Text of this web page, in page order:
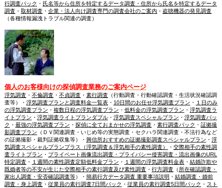
行調査パック ・ 氏名等から住所を特定するデータ調査・住所から氏名を特定するデータ
調査・ 取材調査・ 企業・法人向け調査専門の調査会社のご案内 ・ 盗聴機器の発見調査
（各種情報漏洩トラブル関連の調査）
個人のお客様向けの探偵調査業務のご案内ページ
浮気調査・ 不倫調査・ 不貞調査・ 素行調査（行動調査・行動確認調査・生活状況確認調
査等）・ 浮気調査プランと調査料金一覧表・ 10日間のお任せ浮気調査プラン ・ １日のみ
の浮気調査プラン ・ 複数日程の浮気調査プラン ・ 低料金の浮気調査プラン ・ 浮気調査ラ
イトプラン ・ 浮気調査ライトプランダブル・ 浮気調査スペシャルプラン ・ 浮気調査パッ
ク ・ 最強の浮気調査プラン ・ 探偵に全ておまかせの浮気調査・ 素行調査パック ・ 証拠撮
影調査プラン （ＤＶ関連調査・いじめ等の実態調査・セクハラ関連調査・不法行為など
の証拠撮影・裁判証拠収集等）・ 興信所おすすめの証拠撮影調査スペシャルプラン ・ 浮
気調査スペシャルプランプラス（浮気調査＆浮気相手の素性調査）
・ 交際相手の素性調
査ライトプラン ・ プライベート画像流出調査・プライバシー侵害調査・流出画像のURL
特定調査・ １週間の素性調査定額低料金プラン ・ １週間の浮気調査料金表・ 結婚詐欺や
既婚者等の不安が生じた交際相手の素行調査及び素性調査・ 行方調査（所在確認調査・
家出人調査・安否確認調査等）・ 簡易行方データ調査 重要事項説明 ・ 結婚調査・婚前
調査・身上調査・ 従業員の素行調査7日間パック ・ 従業員の素行調査5日間パック ・ スト